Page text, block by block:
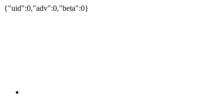
{"uid":0,"adv":0,"beta":0}